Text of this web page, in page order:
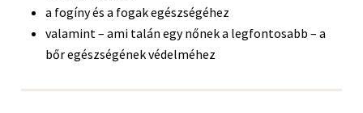
a fogíny és a fogak egészségéhez
valamint – ami talán egy nőnek a legfontosabb – a
bőr egészségének védelméhez